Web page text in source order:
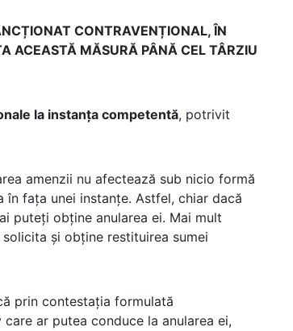
CONTRAVENȚIONAL, ÎN
ACEASTĂ MĂSURĂ PÂNĂ CEL TÂRZIU
la instanța competentă, potrivit
amenzii nu afectează sub nicio formă
fața unei instanțe. Astfel, chiar dacă
puteți obține anularea ei. Mai mult
și obține restituirea sumei
prin contestația formulată
ar putea conduce la anularea ei,